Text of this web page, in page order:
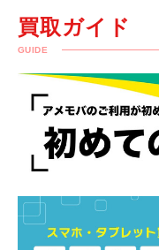
買取ガイド
GUIDE